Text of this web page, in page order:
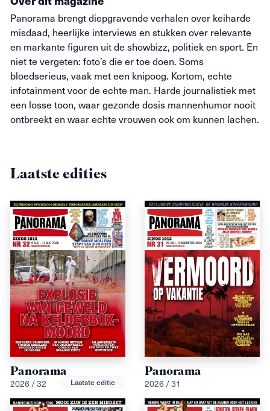
Panorama brengt diepgravende verhalen over keiharde
misdaad, heerlijke interviews en stukken over relevante
en markante figuren uit de showbizz, politiek en sport. En
niet te vergeten: foto’s die er toe doen. Soms
bloedserieus, vaak met een knipoog. Kortom, echte
infotainment voor de echte man. Harde journalistiek met
een losse toon, waar gezonde dosis mannenhumor nooit
ontbreekt en waar echte vrouwen ook om kunnen lachen.
Laatste edities
Panorama
2026 / 32 Laatste editie
Panorama
2026 / 31